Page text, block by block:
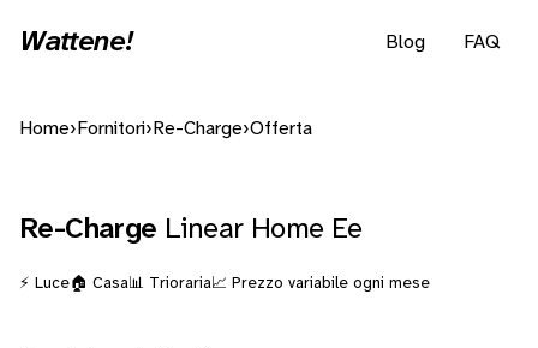
Wattene! Blog FAQ
Home› Fornitori› Re-Charge›Offerta
Re-Charge Linear Home Ee
⚡ Luce🏠 Casa📊 Trioraria📈 Prezzo variabile ogni mese